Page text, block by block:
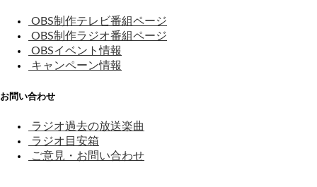
OBS制作テレビ番組ページ
OBS制作ラジオ番組ページ
OBSイベント情報
キャンペーン情報
お問い合わせ
ラジオ過去の放送楽曲
ラジオ目安箱
ご意見・お問い合わせ